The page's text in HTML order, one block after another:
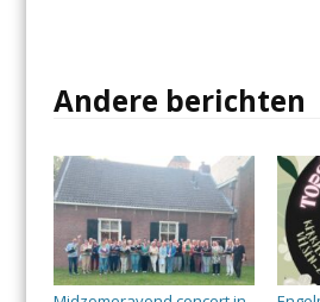
Andere berichten